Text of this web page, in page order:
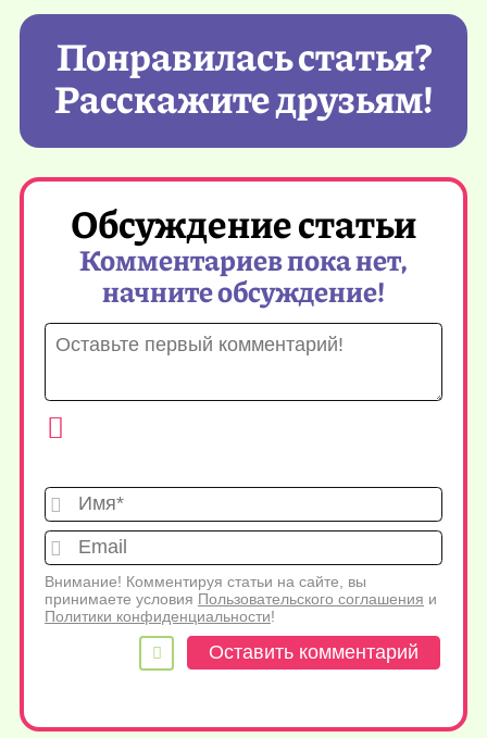
Понравилась статья?
Расскажите друзьям!
Обсуждение статьи
Комментариев пока нет,
начните обсуждение!
Имя*
Внимание! Комментируя статьи на сайте, вы
принимаете условия Пользовательского соглашения и
Политики конфиденциальности!